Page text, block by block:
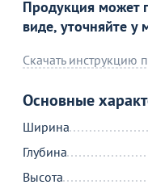
Продукция может
виде, уточняйте у
Скачать инструкцию
Основные
Ширина
Глубина
Высота